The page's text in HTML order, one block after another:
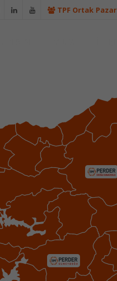
TPF Ortak Pazar